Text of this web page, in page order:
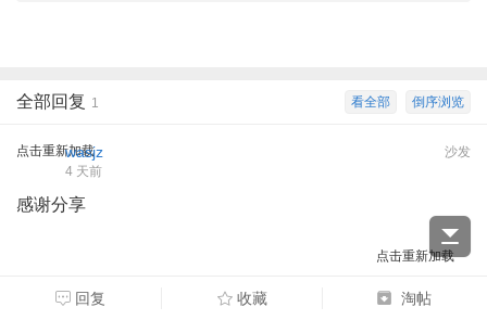
倒序浏览
看全部
全部回复 1
点击重新加载 沙发
wasjz
4 天前
感谢分享
回复 收藏 淘帖
点击重新加载